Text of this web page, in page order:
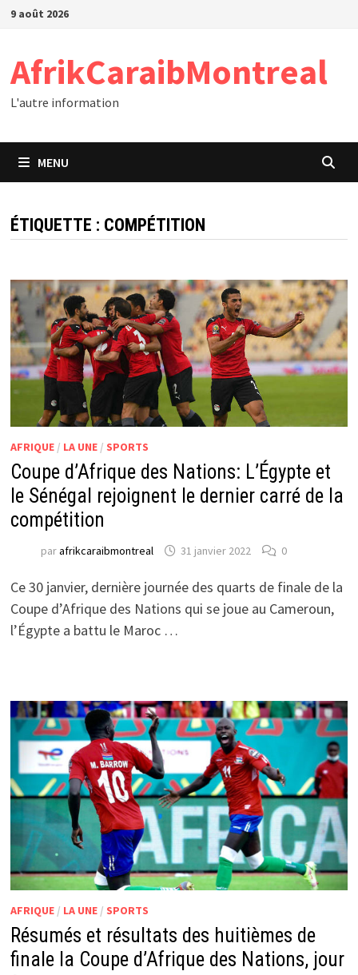
Passer
9 août 2026
AfrikCaraibMontreal
L'autre information
MENU
ÉTIQUETTE : COMPÉTITION
AFRIQUE/ LA UNE/ SPORTS
Coupe d’Afrique des Nations: L’Égypte et
le Sénégal rejoignent le dernier carré de la
compétition
parafrikcaraibmontreal 31 janvier 2022 0
Ce 30 janvier, dernière journée des quarts de finale de la
Coupe d’Afrique des Nations qui se joue au Cameroun,
l’Égypte a battu le Maroc …
AFRIQUE/ LA UNE/ SPORTS
Résumés et résultats des huitièmes de
finale la Coupe d’Afrique des Nations, jour